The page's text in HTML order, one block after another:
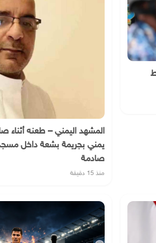
المشهد اليمني – طعنه أثناء
يمني بجريمة بشعة داخل
صادمة
منذ 15 دقيقة